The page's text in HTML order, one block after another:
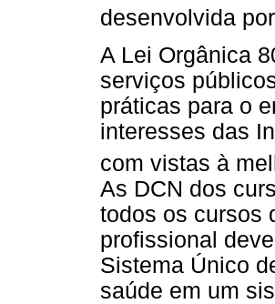
desenvolvida
A Lei Orgânica
serviços
práticas para o
interesses das
com vistas à
As DCN dos
todos os cursos
profissional
Sistema Único
saúde em um